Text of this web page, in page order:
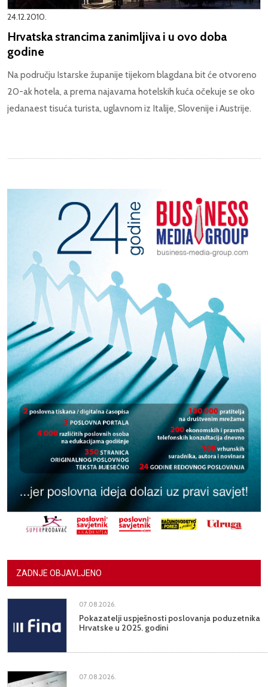
24.12.2010.
Hrvatska strancima zanimljiva i u ovo doba
godine
Na području Istarske županije tijekom blagdana bit će otvoreno
20-ak hotela, a prema najavama hotelskih kuća očekuje se oko
jedanaest tisuća turista, uglavnom iz Italije, Slovenije i Austrije.
ZADNJE OBJAVLJENO
07.08.2026.
Pokazatelji uspješnosti poslovanja poduzetnika
Hrvatske u 2025. godini
07.08.2026.